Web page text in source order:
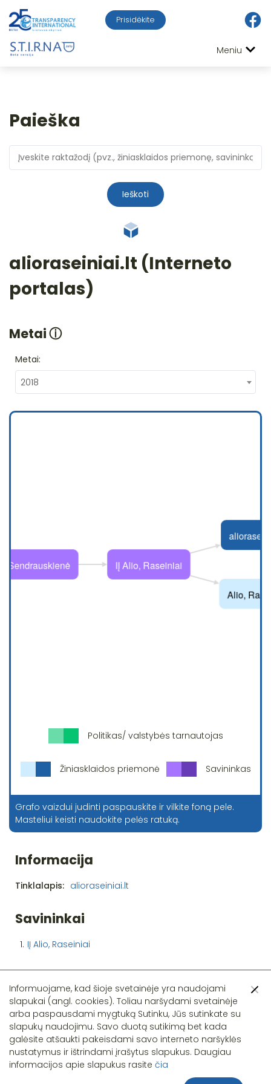
Prisidėkite
Meniu
Paieška
Ieškoti
alioraseiniai.lt (Interneto
portalas)
Metaiⓘ
Metai:
2018
Politikas/ valstybės tarnautojas
Žiniasklaidos priemonė Savininkas
Grafo vaizdui judinti paspauskite ir vilkite foną pele.
Masteliui keisti naudokite pelės ratuką.
Informacija
Tinklalapis: alioraseiniai.lt
Savininkai
1. IĮ Alio, Raseiniai
Pastebėjote klaidą?
Informuojame, kad šioje svetainėje yra naudojami
slapukai (angl. cookies). Toliau naršydami svetainėje
arba paspausdami mygtuką Sutinku, Jūs sutinkate su
slapukų naudojimu. Savo duotą sutikimą bet kada
galėsite atšaukti pakeisdami savo interneto naršyklės
nustatymus ir ištrindami įrašytus slapukus. Daugiau
informacijos apie slapukus rasite čia